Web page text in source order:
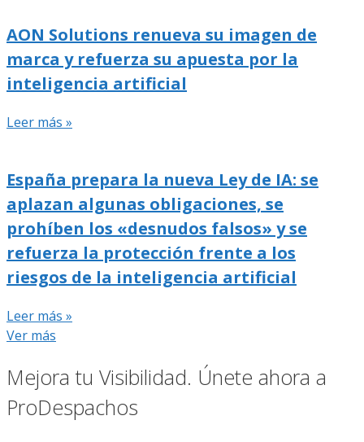
AON Solutions renueva su imagen de
marca y refuerza su apuesta por la
inteligencia artificial
Leer más »
España prepara la nueva Ley de IA: se
aplazan algunas obligaciones, se
prohíben los «desnudos falsos» y se
refuerza la protección frente a los
riesgos de la inteligencia artificial
Leer más »
Ver más
Mejora tu Visibilidad. Únete ahora a
ProDespachos